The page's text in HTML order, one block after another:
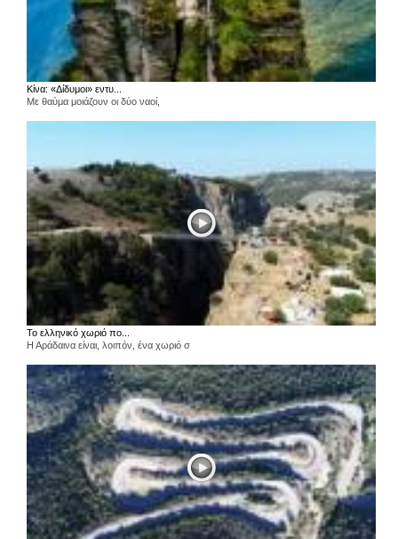
Κίνα: «Δίδυμοι» εντυ...
Με θαύμα μοιάζουν οι δύο ναοί,
Το ελληνικό χωριό πο...
Η Αράδαινα είναι, λοιπόν, ένα χωριό σ